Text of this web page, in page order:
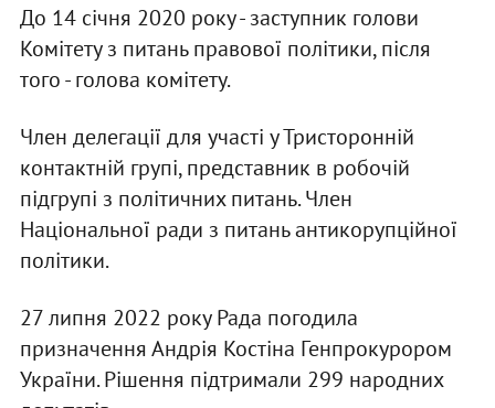
До 14 січня 2020 року - заступник голови
Комітету з питань правової політики, після
того - голова комітету.
Член делегації для участі у Тристоронній
контактній групі, представник в робочій
підгрупі з політичних питань. Член
Національної ради з питань антикорупційної
політики.
27 липня 2022 року Рада погодила
призначення Андрія Костіна Генпрокурором
України. Рішення підтримали 299 народних